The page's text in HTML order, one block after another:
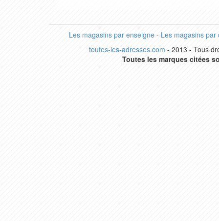
Les magasins par enseigne- Les magasins par
toutes-les-adresses.com - 2013 - Tous
Toutes les marques citées